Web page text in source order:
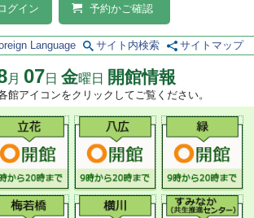
グイン 予約かご確認
Language サイト内検索 サイトマップ
月 07 日 金曜日 開館情報
館アイコンをクリックしてご覧ください。